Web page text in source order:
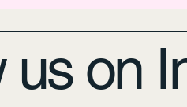
us on